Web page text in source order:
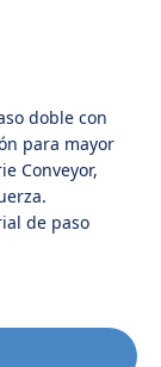
doble con
para mayor
Conveyor,
de paso